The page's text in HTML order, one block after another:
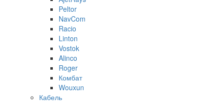
Peltor
NavCom
Racio
Linton
Vostok
Alinco
Roger
Комбат
Wouxun
Кабель